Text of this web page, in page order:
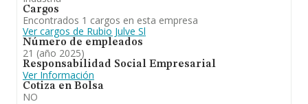
Cargos
Encontrados 1 cargos en esta empresa
Ver cargos de Rubio Julve Sl
Número de empleados
21 (año 2025)
Responsabilidad Social Empresarial
Ver Información
Cotiza en Bolsa
NO